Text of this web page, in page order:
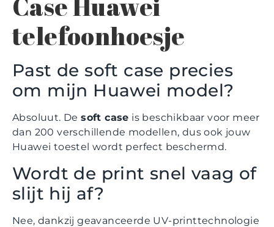
Case Huawei
telefoonhoesje
Past de soft case precies
om mijn Huawei model?
Absoluut. Desoft case is beschikbaar voor meer
dan 200 verschillende modellen, dus ook jouw
Huawei toestel wordt perfect beschermd.
Wordt de print snel vaag of
slijt hij af?
Nee, dankzij geavanceerde UV-printtechnologie